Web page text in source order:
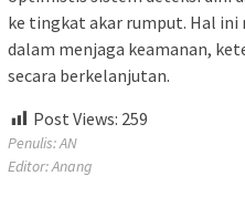
ke tingkat akar rumput. Hal
dalam menjaga keamanan,
secara berkelanjutan.
Post Views: 259
Penulis: AN
Editor: Anang